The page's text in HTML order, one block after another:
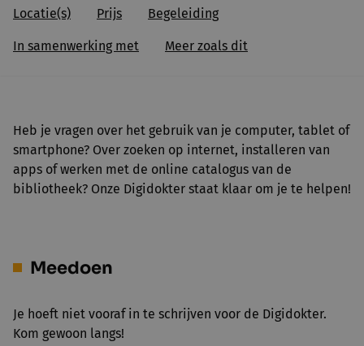
Locatie(s) Prijs Begeleiding
In samenwerking met Meer zoals dit
Heb je vragen over het gebruik van je computer, tablet of
smartphone? Over zoeken op internet, installeren van
apps of werken met de online catalogus van de
bibliotheek? Onze Digidokter staat klaar om je te helpen!
Meedoen
Je hoeft niet vooraf in te schrijven voor de Digidokter.
Kom gewoon langs!